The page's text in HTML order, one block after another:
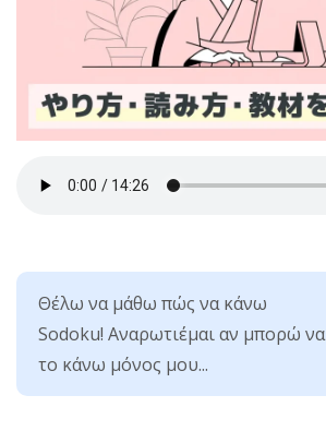
Θέλω να μάθω πώς να κάνω
Sodoku! Αναρωτιέμαι αν μπορώ να
το κάνω μόνος μου...